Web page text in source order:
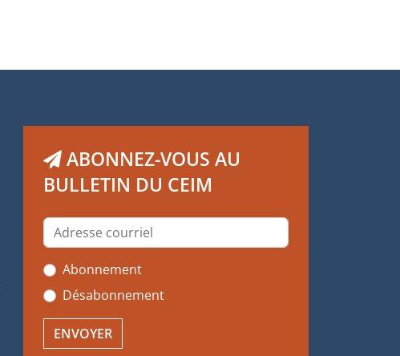
ABONNEZ-VOUS AU
BULLETIN DU CEIM
Abonnement
Désabonnement